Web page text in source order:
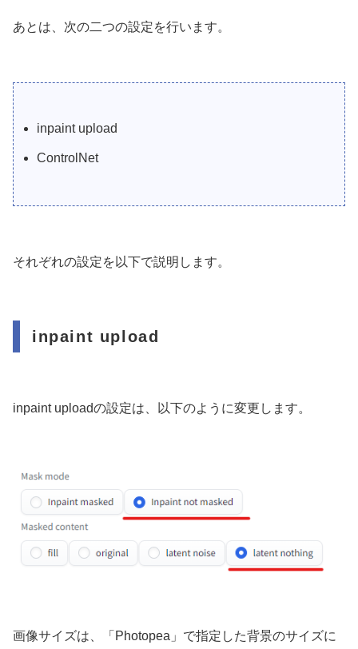
あとは、次の二つの設定を行います。
inpaint upload
ControlNet
それぞれの設定を以下で説明します。
inpaint upload
inpaint uploadの設定は、以下のように変更します。
画像サイズは、「Photopea」で指定した背景のサイズに